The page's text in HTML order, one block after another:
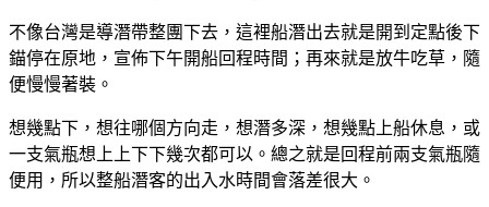
不像台灣是導潛帶整團下去，這裡船潛出去就是開到定點後下
錨停在原地，宣佈下午開船回程時間；再來就是放牛吃草，隨
便慢慢著裝。
想幾點下，想往哪個方向走，想潛多深，想幾點上船休息，或
一支氣瓶想上上下下幾次都可以。總之就是回程前兩支氣瓶隨
便用，所以整船潛客的出入水時間會落差很大。